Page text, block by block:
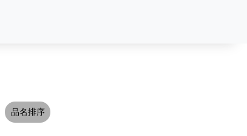
品名排序